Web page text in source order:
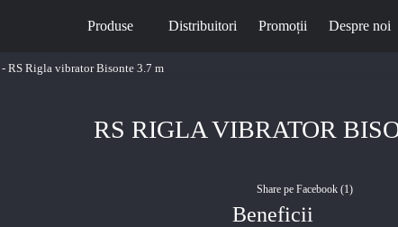
Produse Distribuitori Promoții Despre noi
- RS Rigla vibrator Bisonte 3.7 m
RS RIGLA VIBRATOR
Share pe Facebook (1)
Beneficii